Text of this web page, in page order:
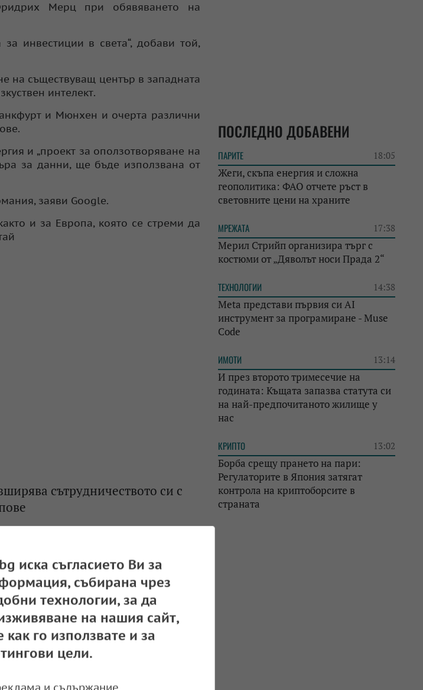
Мерц при обявяването на
инвестиции в света“, добави той,
на съществуващ център в западната
интелект.
и Мюнхен и очерта различни
и „проект за оползотворяване на
за данни, ще бъде използвана от
заяви Google.
и за Европа, която се стреми да
сътрудничеството си с
представи търсачката си
08:56, 22.10.2025
ПОСЛЕДНО ДОБАВЕНИ
ПАРИТЕ 18:05
Жеги, скъпа енергия и сложна
геополитика: ФАО отчете ръст в
световните цени на храните
МРЕЖАТА 17:38
Мерил Стрийп организира търг с
костюми от „Дяволът носи Прада 2“
ТЕХНОЛОГИИ 14:38
Meta представи първия си AI
инструмент за програмиране - Muse
Code
ИМОТИ 13:14
И през второто тримесечие на
годината: Къщата запазва статута си
на най-предпочитаното жилище у
нас
КРИПТО 13:02
Борба срещу прането на пари:
Регулаторите в Япония затягат
контрола на криптоборсите в
страната
иска съгласието Ви за
събирана чрез
технологии, за да
на нашия сайт,
го използвате и за
цели.